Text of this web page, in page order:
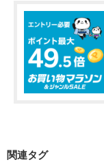
関連タグ